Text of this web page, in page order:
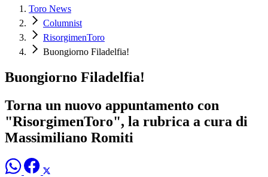
Toro News
Columnist
RisorgimenToro
Buongiorno Filadelfia!
Buongiorno Filadelfia!
Torna un nuovo appuntamento con
"RisorgimenToro", la rubrica a cura di
Massimiliano Romiti